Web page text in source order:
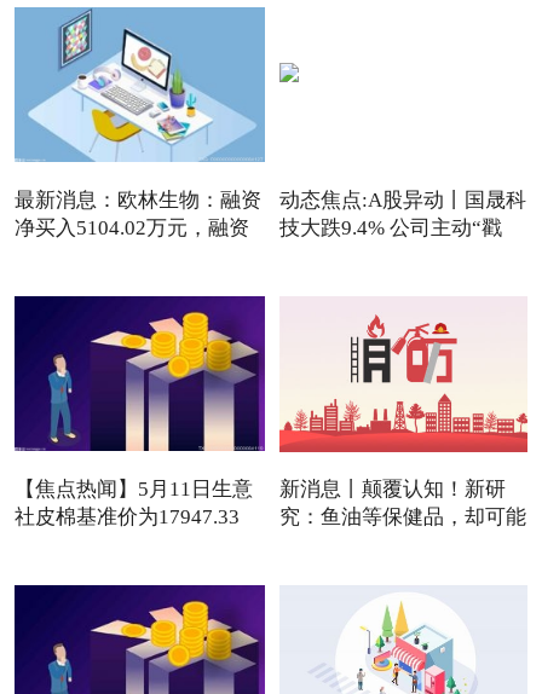
最新消息：欧林生物：融资
净买入5104.02万元，融资
动态焦点:A股异动丨国晟科
技大跌9.4% 公司主动“戳
【焦点热闻】5月11日生意
社皮棉基准价为17947.33
新消息丨颠覆认知！新研
究：鱼油等保健品，却可能